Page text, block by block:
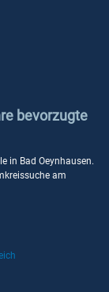
bevorzugte
in Bad Oeynhausen.
am